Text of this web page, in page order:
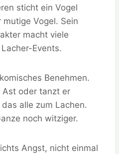
sticht ein Vogel
Vogel. Sein
macht viele
Events.
Benehmen.
Ast oder tanzt er
alle zum Lachen.
noch witziger.
Angst, nicht einmal